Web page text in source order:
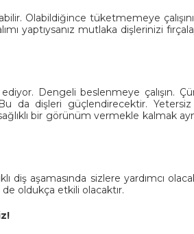
Olabildiğince tüketmemeye
yaptıysanız mutlaka dişlerinizi
Dengeli beslenmeye çalışın.
da dişleri güçlendirecektir.
bir görünüm vermekle kalmak
diş aşamasında sizlere yardımcı
oldukça etkili olacaktır.